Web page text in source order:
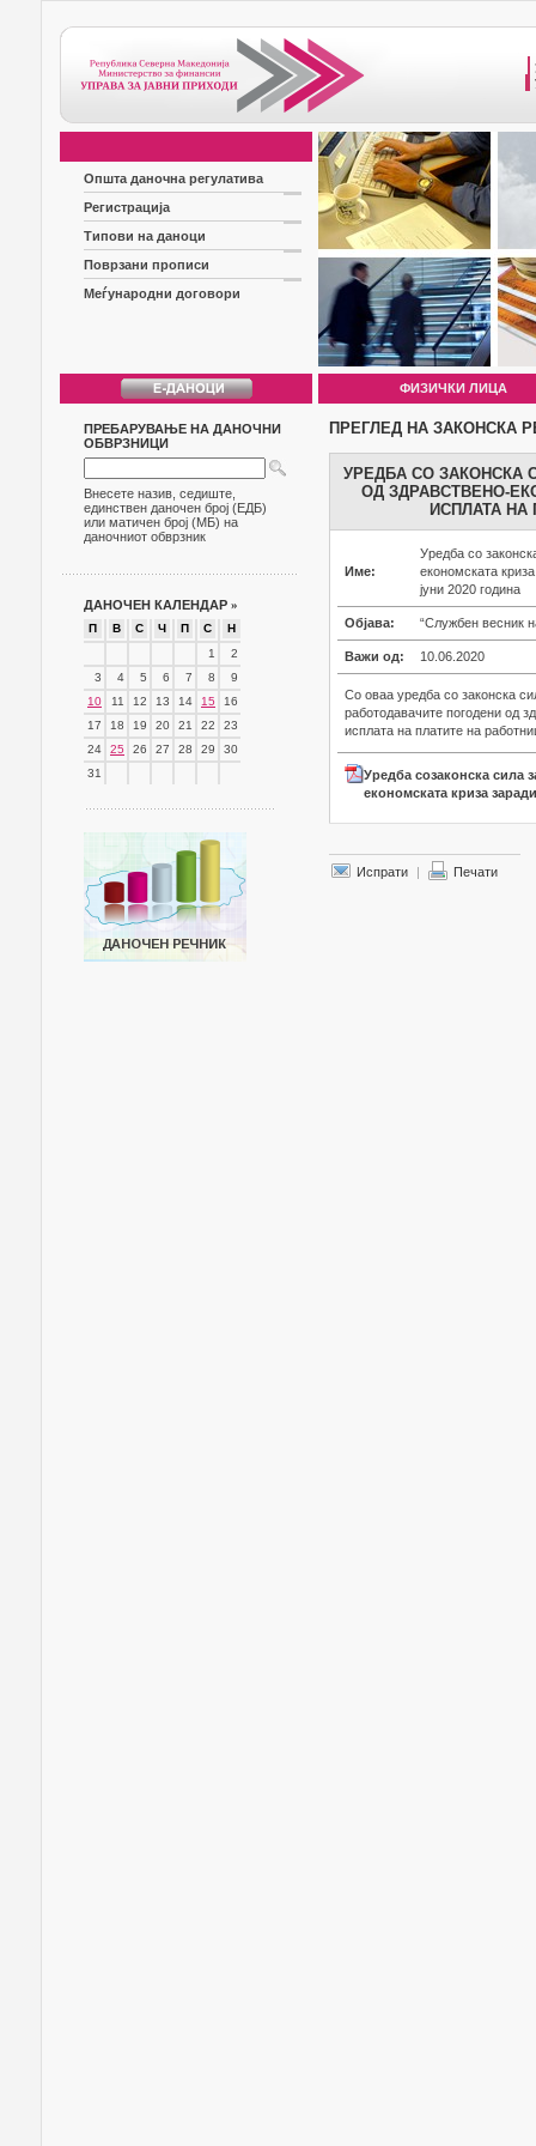
Општа даночна регулатива
Регистрација
Типови на даноци
Поврзани прописи
Меѓународни договори
ФИЗИЧКИ ЛИЦА
ПРЕБАРУВАЊЕ НА ДАНОЧНИ
ОБВРЗНИЦИ
Внесете назив, седиште,
единствен даночен број (ЕДБ)
или матичен број (МБ) на
даночниот обврзник
ДАНОЧЕН КАЛЕНДАР »
П В С Ч П С
Н
1
2
3
4 5 6 7 8
9
10
11 12 13 14 15
16
17
18 19 20 21 22
23
24
25 26 27 28 29
30
31
ПРЕГЛЕД НА ЗАКОНСКА
УРЕДБА СО ЗАКОНСКА
ОД ЗДРАВСТВЕНО-
ИСПЛАТА НА
Име:
Уредба со
економската
јуни 2020 година
Објава: “Службен весник
Важи од: 10.06.2020
Со оваа уредба со законска
работодавачите погодени од
исплата на платите на
Уредба созаконска сила
економската криза
Испрати | Печати